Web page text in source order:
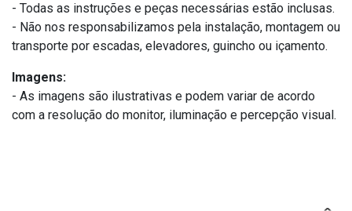
- Todas as instruções e peças necessárias estão inclusas.
- Não nos responsabilizamos pela instalação, montagem ou
transporte por escadas, elevadores, guincho ou içamento.
Imagens:
- As imagens são ilustrativas e podem variar de acordo
com a resolução do monitor, iluminação e percepção visual.